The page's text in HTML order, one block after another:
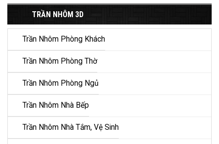
TRẦN NHÔM 3D
Trần Nhôm Phòng Khách
Trần Nhôm Phòng Thờ
Trần Nhôm Phòng Ngủ
Trần Nhôm Nhà Bếp
Trần Nhôm Nhà Tắm, Vệ Sinh